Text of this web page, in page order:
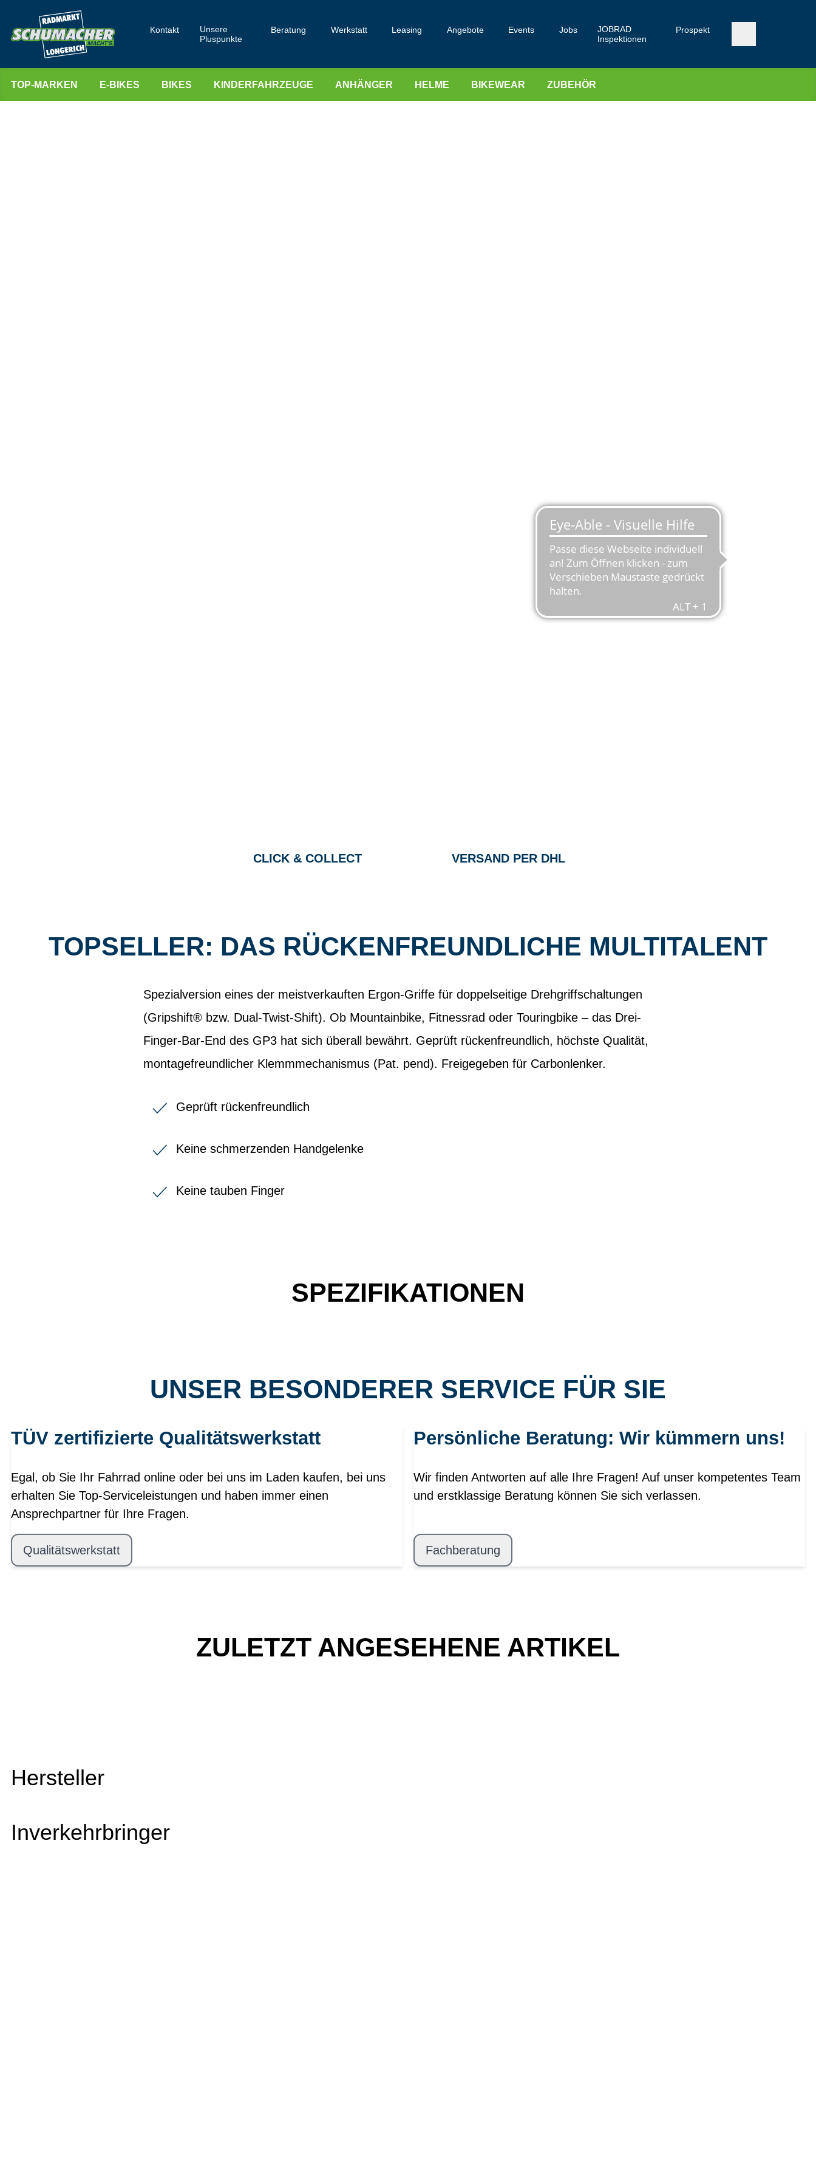
Kontakt
Unsere
Pluspunkte
Beratung Werkstatt Leasing Angebote Events Jobs
JOBRAD
Inspektionen
Prospekt
TOP-MARKEN E-BIKES BIKES KINDERFAHRZEUGE ANHÄNGER HELME BIKEWEAR ZUBEHÖR
CLICK & COLLECT VERSAND PER DHL
TOPSELLER: DAS RÜCKENFREUNDLICHE MULTITALENT
Spezialversion eines der meistverkauften Ergon-Griffe für doppelseitige Drehgriffschaltungen
(Gripshift® bzw. Dual-Twist-Shift). Ob Mountainbike, Fitnessrad oder Touringbike – das Drei-
Finger-Bar-End des GP3 hat sich überall bewährt. Geprüft rückenfreundlich, höchste Qualität,
montagefreundlicher Klemmmechanismus (Pat. pend). Freigegeben für Carbonlenker.
Geprüft rückenfreundlich
Keine schmerzenden Handgelenke
Keine tauben Finger
SPEZIFIKATIONEN
UNSER BESONDERER SERVICE FÜR SIE
TÜV zertifizierte Qualitätswerkstatt
Egal, ob Sie Ihr Fahrrad online oder bei uns im Laden kaufen, bei uns
erhalten Sie Top-Serviceleistungen und haben immer einen
Ansprechpartner für Ihre Fragen.
Qualitätswerkstatt
Persönliche Beratung: Wir kümmern uns!
Wir finden Antworten auf alle Ihre Fragen! Auf unser kompetentes Team
und erstklassige Beratung können Sie sich verlassen.
Fachberatung
ZULETZT ANGESEHENE ARTIKEL
Hersteller
Inverkehrbringer